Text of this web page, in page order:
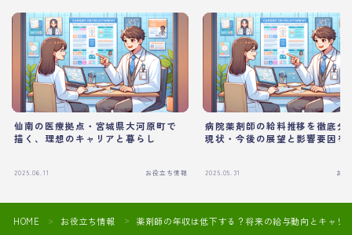
仙南の医療拠点・宮城県大河原町で
描く、理想のキャリアと暮らし
2025.06.11 お役立ち情報
病院薬剤師の給料推移を徹底分
現状・今後の展望と影響要因を
2025.05.31 お
HOME ＞ お役立ち情報 ＞ 薬剤師の年収は低下する？将来の給与動向とキャリ